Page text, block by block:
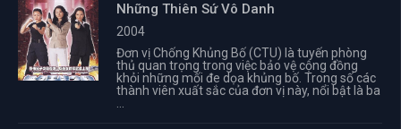
Những Thiên Sứ Vô Danh
2004
Đơn vị Chống Khủng Bố (CTU) là tuyến phòng
thủ quan trọng trong việc bảo vệ cộng đồng
khỏi những mối đe dọa khủng bố. Trong số các
thành viên xuất sắc của đơn vị này, nổi bật là ba